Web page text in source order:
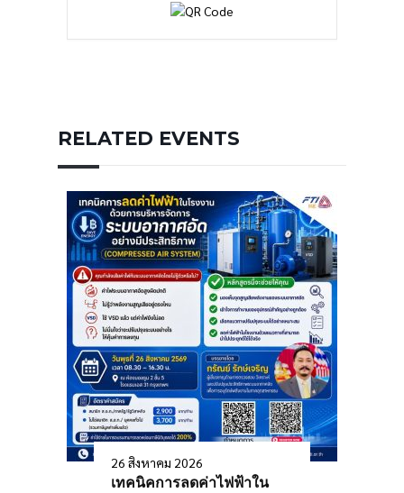
RELATED EVENTS
26 สิงหาคม 2026
เทคนิคการลดค่าไฟฟ้าใน